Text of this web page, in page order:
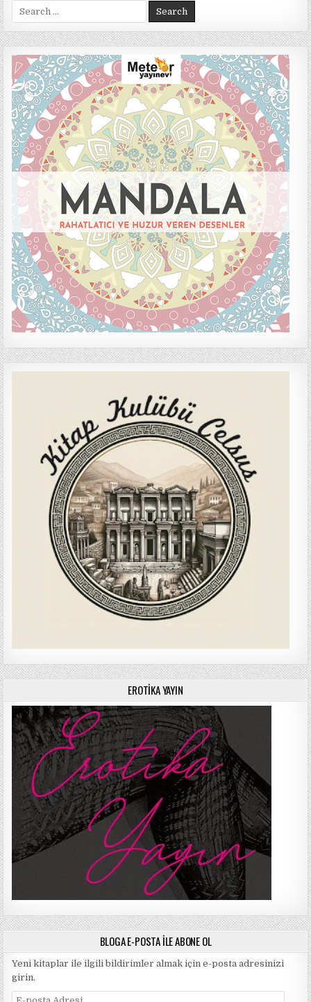
Search
for:
EROTIKA YAYIN
BLOGA E-POSTA ILE ABONE OL
Yeni kitaplar ile ilgili bildirimler almak için e-posta adresinizi
girin.
E-